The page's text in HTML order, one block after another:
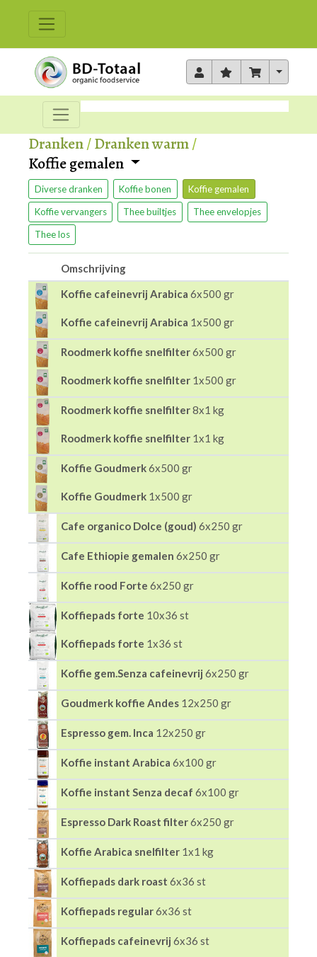
Toggle
Dranken/Dranken warm/
Koffie gemalen
Diverse dranken Koffie bonen Koffie gemalen
Koffie vervangers Thee builtjes Thee envelopjes
Thee los
Omschrijving
Koffie cafeinevrij Arabica 6x500 gr
Koffie cafeinevrij Arabica 1x500 gr
Roodmerk koffie snelfilter6x500 gr
Roodmerk koffie snelfilter 1x500 gr
Roodmerk koffie snelfilter8x1 kg
Roodmerk koffie snelfilter 1x1 kg
Koffie Goudmerk6x500 gr
Koffie Goudmerk 1x500 gr
Cafe organico Dolce (goud) 6x250 gr
Cafe Ethiopie gemalen 6x250 gr
Koffie rood Forte 6x250 gr
Koffiepads forte 10x36 st
Koffiepads forte 1x36 st
Koffie gem.Senza cafeinevrij 6x250 gr
Goudmerk koffie Andes 12x250 gr
Espresso gem. Inca 12x250 gr
Koffie instant Arabica 6x100 gr
Koffie instant Senza decaf 6x100 gr
Espresso Dark Roast filter6x250 gr
Koffie Arabica snelfilter 1x1 kg
Koffiepads dark roast 6x36 st
Koffiepads regular6x36 st
Koffiepads cafeinevrij 6x36 st